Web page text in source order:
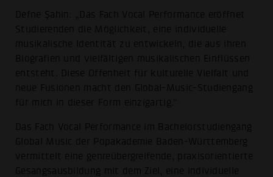
Defne Şahin: „Das Fach Vocal Performance eröffnet
Studierenden die Möglichkeit, eine individuelle
musikalische Identität zu entwickeln, die aus ihren
Biografien und vielfältigen musikalischen Einflüssen
entsteht. Diese Offenheit für kulturelle Vielfalt und
neue Fusionen macht den Global-Music-Studiengang
für mich in dieser Form einzigartig.“
Das Fach Vocal Performance im Bachelorstudiengang
Global Music der Popakademie Baden-Württemberg
vermittelt eine genreübergreifende, praxisorientierte
Gesangsausbildung mit dem Ziel, eine individuelle